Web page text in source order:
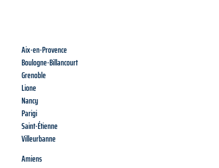
Aix-en-Provence
Boulogne-Billancourt
Grenoble
Lione
Nancy
Parigi
Saint-Étienne
Villeurbanne
Amiens